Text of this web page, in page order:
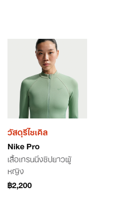
วัสดุรีไซเคิล
Nike Pro
เสื้อเทรนนิ่งซิปยาวผู้
หญิง
฿2,200